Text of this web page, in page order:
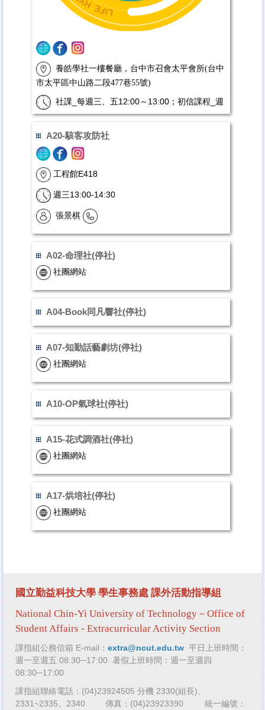
養皓學社一樓餐廳，台中市召會太平會所(台中
市太平區中山路二段477巷55號)
社課_每週三、五12:00～13:00；初信課程_週
日 17:30~19:30
羅本恩
A20-駭客攻防社
工程館E418
週三13:00-14:30
張景棋
A02-命理社(停社)
社團網站
A04-Book同凡響社(停社)
A07-知勤話藝劇坊(停社)
社團網站
A10-OP氣球社(停社)
A15-花式調酒社(停社)
社團網站
A17-烘培社(停社)
社團網站
國立勤益科技大學 學生事務處 課外活動指導組
National Chin-Yi University of Technology－Office of
Student Affairs - Extracurricular Activity Section
課指組公務信箱 E-mail： extra@ncut.edu.tw 平日上班時間：
週一至週五 08:30─17:00 暑假上班時間：週一至週四
08:30─17:00
課指組聯絡電話： (04)23924505 分機 2330(組長)、
2331~2335、2340 傳真：(04)23923390 統一編號：